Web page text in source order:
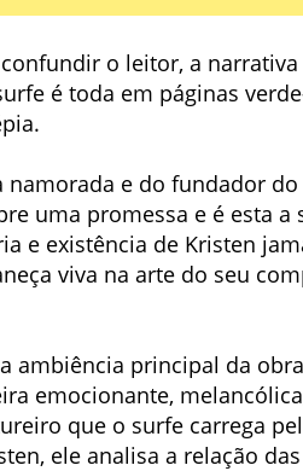
o leitor, a
é toda em páginas
namorada e do fundador
uma promessa e é esta a
e existência de Kristen
viva na arte do seu
ambiência principal da
emocionante,
que o surfe carrega
ele analisa a relação